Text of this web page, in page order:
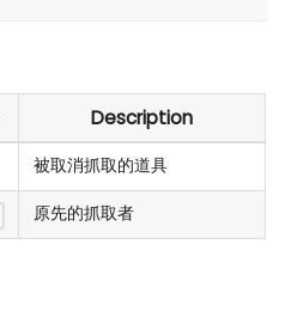
Description
被取消抓取的道具
原先的抓取者